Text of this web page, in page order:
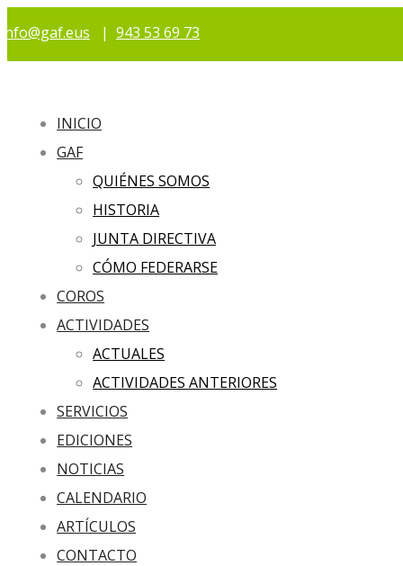
info@gaf.eus | 943 53 69 73
INICIO
GAF
QUIÉNES SOMOS
HISTORIA
JUNTA DIRECTIVA
CÓMO FEDERARSE
COROS
ACTIVIDADES
ACTUALES
ACTIVIDADES ANTERIORES
SERVICIOS
EDICIONES
NOTICIAS
CALENDARIO
ARTÍCULOS
CONTACTO